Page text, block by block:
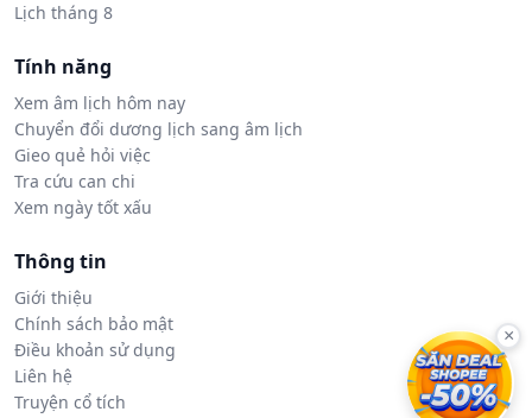
Lịch tháng 8
Tính năng
Xem âm lịch hôm nay
Chuyển đổi dương lịch sang âm lịch
Gieo quẻ hỏi việc
Tra cứu can chi
Xem ngày tốt xấu
Thông tin
Giới thiệu
Chính sách bảo mật
Điều khoản sử dụng
Liên hệ
Truyện cổ tích
×